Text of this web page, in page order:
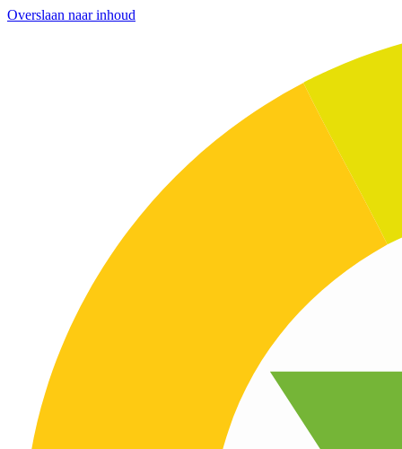
Overslaan naar inhoud